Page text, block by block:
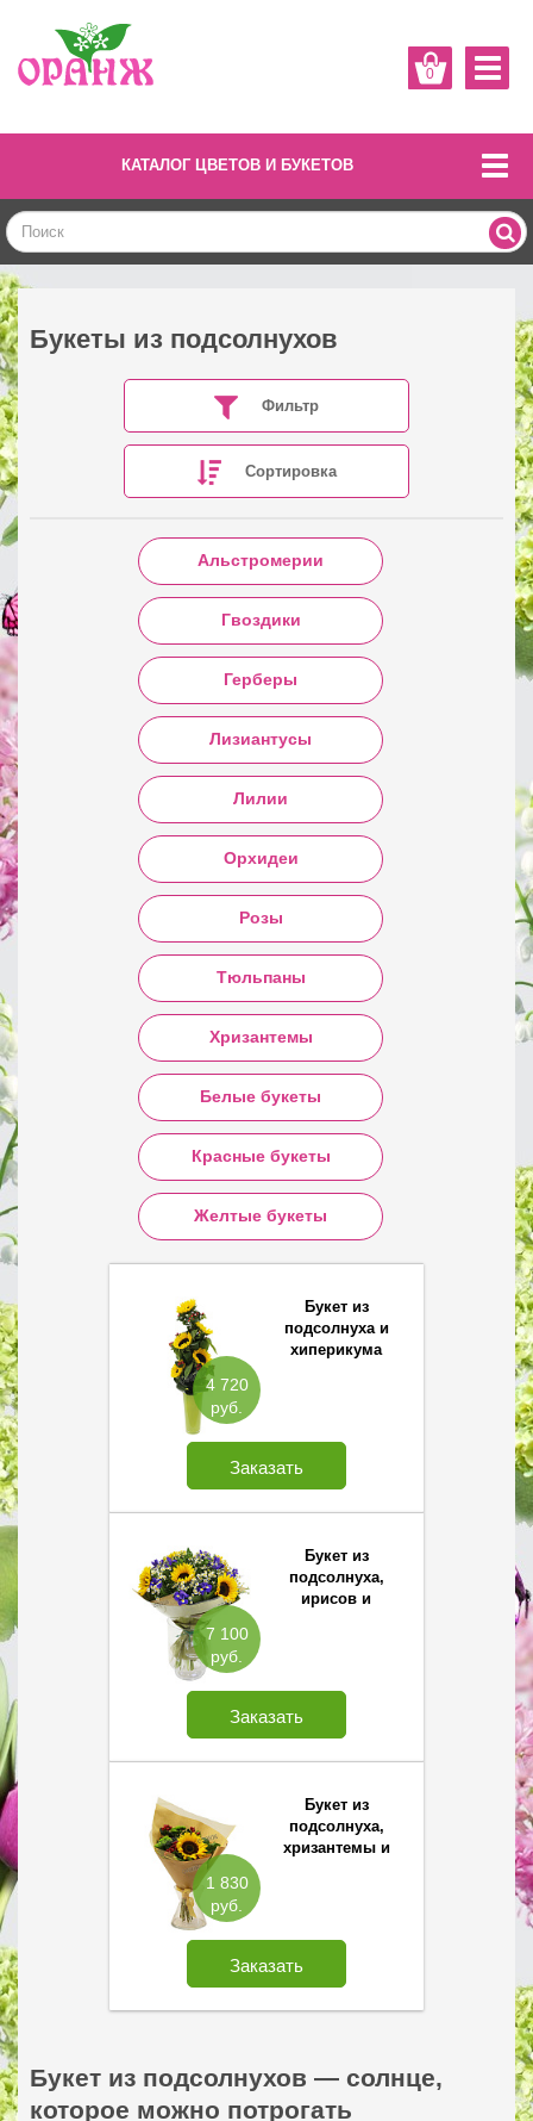
0
КАТАЛОГ ЦВЕТОВ И БУКЕТОВ
Букеты из подсолнухов
Фильтр
Сортировка
Альстромерии
Гвоздики
Герберы
Лизиантусы
Лилии
Орхидеи
Розы
Тюльпаны
Хризантемы
Белые букеты
Красные букеты
Желтые букеты
4 720
руб.
Букет из
подсолнуха и
хиперикума
Заказать
7 100
руб.
Букет из
подсолнуха,
ирисов и
Заказать
1 830
руб.
Букет из
подсолнуха,
хризантемы и
Заказать
Букет из подсолнухов — солнце,
которое можно потрогать